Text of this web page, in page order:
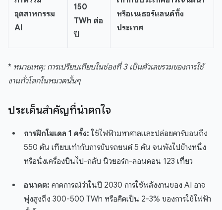
อุตสาหกรรม
AI
150
TWh ต่อ
ปี
หรือเนเธอร์แลนด์ทั้ง
ประเทศ
* หมายเหตุ: การเปรียบเทียบในช่องที่ 3 เป็นตัวเลขรวมของการใช้
งานทั่วโลกในหมวดนั้นๆ
ประเด็นสำคัญที่น่าตกใจ
การฝึกโมเดล 1 ครั้ง: ใช้ไฟฟ้ามหาศาลและปล่อยคาร์บอนถึง
550 ตัน เทียบเท่ากับการขับรถยนต์ 5 คัน จนพังไปข้างหนึ่ง
หรือนั่งเครื่องบินไป-กลับ นิวยอร์ก-ลอนดอน 123 เที่ยว
อนาคต: คาดการณ์ว่าในปี 2030 การใช้พลังงานของ AI อาจ
พุ่งสูงถึง 300-500 TWh หรือคิดเป็น 2-3% ของการใช้ไฟฟ้า